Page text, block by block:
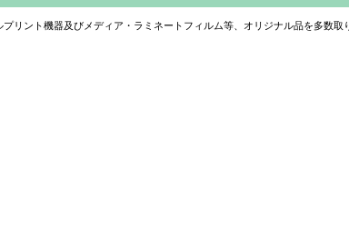
リント機器及びメディア・ラミネートフィルム等、オリジナル品を多数取